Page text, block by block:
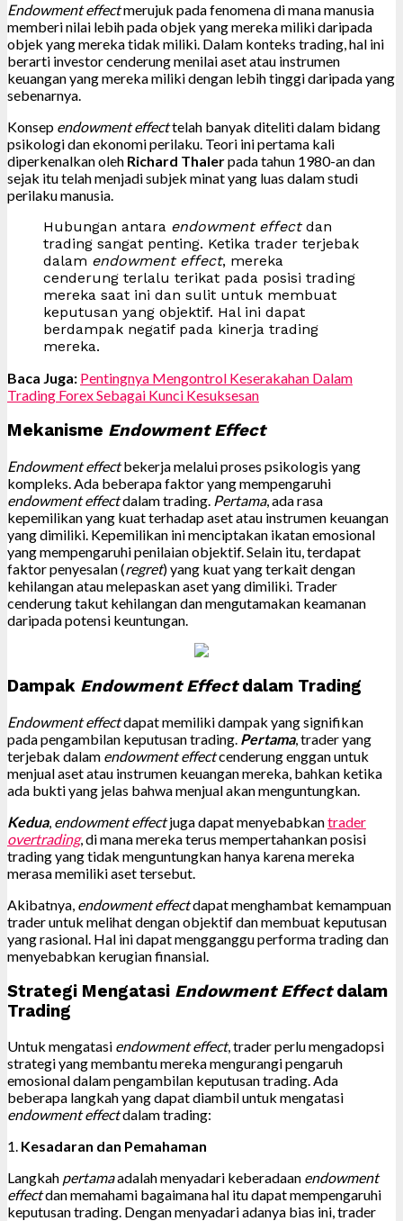
Endowment effectmerujuk pada fenomena di mana manusia
memberi nilai lebih pada objek yang mereka miliki daripada
objek yang mereka tidak miliki. Dalam konteks trading, hal ini
berarti investor cenderung menilai aset atau instrumen
keuangan yang mereka miliki dengan lebih tinggi daripada yang
sebenarnya.
Konsep endowment effecttelah banyak diteliti dalam bidang
psikologi dan ekonomi perilaku. Teori ini pertama kali
diperkenalkan oleh Richard Thalerpada tahun 1980-an dan
sejak itu telah menjadi subjek minat yang luas dalam studi
perilaku manusia.
Hubungan antara endowment effectdan
trading sangat penting. Ketika trader terjebak
dalam endowment effect, mereka
cenderung terlalu terikat pada posisi trading
mereka saat ini dan sulit untuk membuat
keputusan yang objektif. Hal ini dapat
berdampak negatif pada kinerja trading
mereka.
Baca Juga: Pentingnya Mengontrol Keserakahan Dalam
Trading Forex Sebagai Kunci Kesuksesan
Mekanisme Endowment Effect
Endowment effectbekerja melalui proses psikologis yang
kompleks. Ada beberapa faktor yang mempengaruhi
endowment effectdalam trading. Pertama, ada rasa
kepemilikan yang kuat terhadap aset atau instrumen keuangan
yang dimiliki. Kepemilikan ini menciptakan ikatan emosional
yang mempengaruhi penilaian objektif. Selain itu, terdapat
faktor penyesalan (regret) yang kuat yang terkait dengan
kehilangan atau melepaskan aset yang dimiliki. Trader
cenderung takut kehilangan dan mengutamakan keamanan
daripada potensi keuntungan.
Dampak Endowment Effectdalam Trading
Endowment effectdapat memiliki dampak yang signifikan
pada pengambilan keputusan trading. Pertama, trader yang
terjebak dalam endowment effectcenderung enggan untuk
menjual aset atau instrumen keuangan mereka, bahkan ketika
ada bukti yang jelas bahwa menjual akan menguntungkan.
Kedua, endowment effectjuga dapat menyebabkantrader
overtrading, di mana mereka terus mempertahankan posisi
trading yang tidak menguntungkan hanya karena mereka
merasa memiliki aset tersebut.
Akibatnya, endowment effectdapat menghambat kemampuan
trader untuk melihat dengan objektif dan membuat keputusan
yang rasional. Hal ini dapat mengganggu performa trading dan
menyebabkan kerugian finansial.
Strategi Mengatasi Endowment Effectdalam
Trading
Untuk mengatasi endowment effect, trader perlu mengadopsi
strategi yang membantu mereka mengurangi pengaruh
emosional dalam pengambilan keputusan trading. Ada
beberapa langkah yang dapat diambil untuk mengatasi
endowment effectdalam trading:
1. Kesadaran dan Pemahaman
Langkah pertamaadalah menyadari keberadaan endowment
effectdan memahami bagaimana hal itu dapat mempengaruhi
keputusan trading. Dengan menyadari adanya bias ini, trader